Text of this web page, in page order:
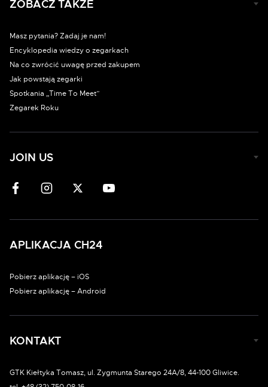
ZOBACZ TAKŻE
Masz pytania? Zadaj je nam!
Encyklopedia wiedzy o zegarkach
Na co zwrócić uwagę przed zakupem
Jak powstają zegarki
Spotkania „Time To Meet”
Zegarek Roku
JOIN US
APLIKACJA CH24
Pobierz aplikację – iOS
Pobierz aplikację – Android
KONTAKT
GTK Kiełtyka Tomasz, ul. Zygmunta Starego 24A/8, 44-100 Gliwice.